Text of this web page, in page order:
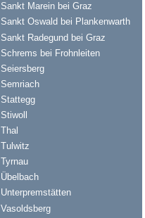
Sankt Marein bei Graz
Sankt Oswald bei Plankenwarth
Sankt Radegund bei Graz
Schrems bei Frohnleiten
Seiersberg
Semriach
Stattegg
Stiwoll
Thal
Tulwitz
Tyrnau
Übelbach
Unterpremstätten
Vasoldsberg